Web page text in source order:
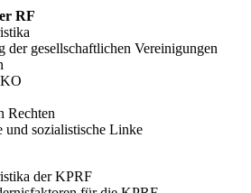
RF
der gesellschaftlichen Vereinigungen
Rechten
und sozialistische Linke
der KPRF